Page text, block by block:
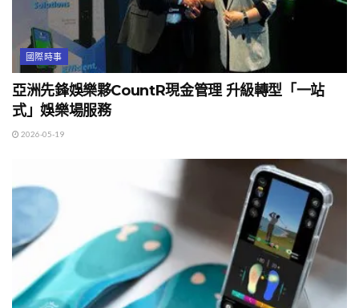
國際時事
亞洲先鋒娛樂夥CountR現金管理 升級轉型「一站
式」娛樂場服務
2026-05-19